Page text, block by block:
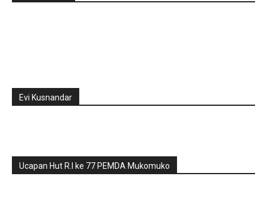
Evi Kusnandar
Ucapan Hut R.I ke 77 PEMDA Mukomuko